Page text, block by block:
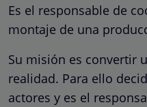
Es el responsable de
montaje de una
Su misión es convertir
realidad. Para ello
actores y es el